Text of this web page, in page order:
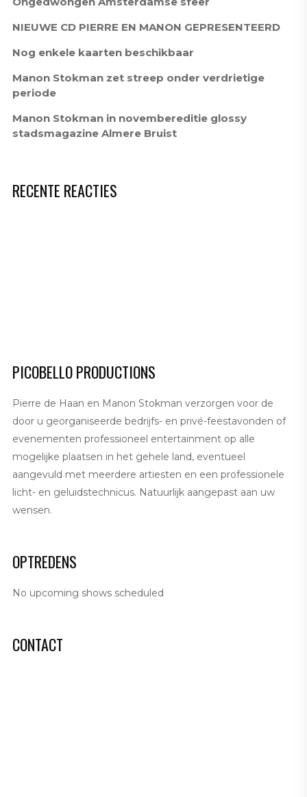
NIEUWE CD PIERRE EN MANON GEPRESENTEERD
Nog enkele kaarten beschikbaar
Manon Stokman zet streep onder verdrietige
periode
Manon Stokman in novembereditie glossy
stadsmagazine Almere Bruist
RECENTE REACTIES
PICOBELLO PRODUCTIONS
Pierre de Haan en Manon Stokman verzorgen voor de
door u georganiseerde bedrijfs- en privé-feestavonden of
evenementen professioneel entertainment op alle
mogelijke plaatsen in het gehele land, eventueel
aangevuld met meerdere artiesten en een professionele
licht- en geluidstechnicus. Natuurlijk aangepast aan uw
wensen.
OPTREDENS
No upcoming shows scheduled
CONTACT